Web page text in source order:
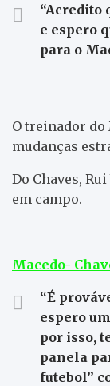
“Acredito
e espero
para o
O treinador do
mudanças
Do Chaves,
em campo.
Macedo-
“É
espero
por isso,
panela
futebol”